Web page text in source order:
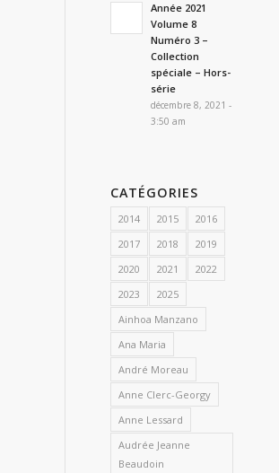
Année 2021
Volume 8
Numéro 3 –
Collection
spéciale – Hors-
série
décembre 8, 2021 -
3:50 am
CATÉGORIES
2014 2015
2016
2017
2018
2019
2020
2021
2022
2023
2025
Ainhoa Manzano
Ana Maria
André Moreau
Anne Clerc-Georgy
Anne Lessard
Audrée Jeanne
Beaudoin